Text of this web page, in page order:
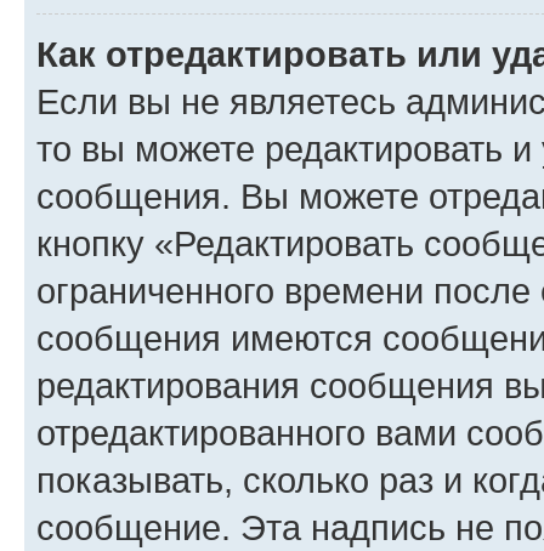
Как отредактировать или
Если вы не являетесь
то вы можете редактировать
сообщения. Вы можете
кнопку «Редактировать
ограниченного времени
сообщения имеются
редактирования сообщения
отредактированного вами
показывать, сколько раз и
сообщение. Эта надпись не